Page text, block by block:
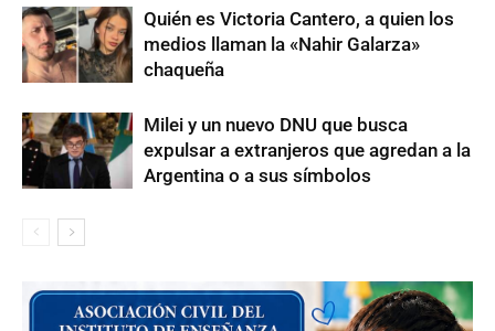
Quién es Victoria Cantero, a quien los
medios llaman la «Nahir Galarza»
chaqueña
Milei y un nuevo DNU que busca
expulsar a extranjeros que agredan a la
Argentina o a sus símbolos